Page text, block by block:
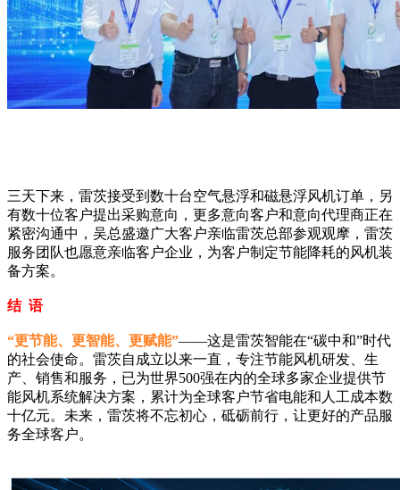
三天下来，雷茨接受到数十台空气悬浮和磁悬浮风机订单，另
有数十位客户提出采购意向，更多意向客户和意向代理商正在
紧密沟通中，吴总盛邀广大客户亲临雷茨总部参观观摩，雷茨
服务团队也愿意亲临客户企业，为客户制定节能降耗的风机装
备方案。
结 语
“更节能、更智能、更赋能”——这是雷茨智能在“碳中和”时代
的社会使命。雷茨自成立以来一直，专注节能风机研发、生
产、销售和服务，已为世界500强在内的全球多家企业提供节
能风机系统解决方案，累计为全球客户节省电能和人工成本数
十亿元。未来，雷茨将不忘初心，砥砺前行，让更好的产品服
务全球客户。